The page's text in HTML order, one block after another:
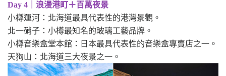
Day 4｜浪漫港町＋百萬夜景
小樽運河：北海道最具代表性的港灣景觀。
北一硝子：小樽最知名的玻璃工藝品牌。
小樽音樂盒堂本館：日本最具代表性的音樂盒專賣店之一。
天狗山：北海道三大夜景之一。